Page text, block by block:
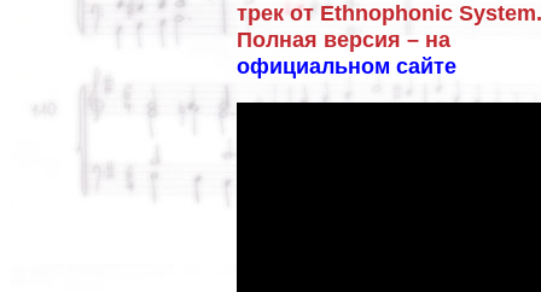
трек от Ethnophonic System.
Полная версия – на
официальном сайте